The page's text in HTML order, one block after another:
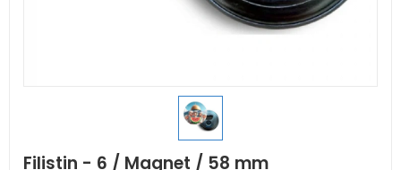
Filistin - 6 / Magnet / 58 mm